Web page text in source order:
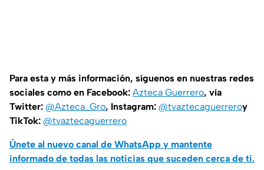
Para esta y más información, síguenos en nuestras redes
sociales como en Facebook: Azteca Guerrero, vía
Twitter: @Azteca_Gro, Instagram: @tvaztecaguerreroy
TikTok: @tvaztecaguerrero
Únete al nuevo canal de WhatsApp y mantente
informado de todas las noticias que suceden cerca de ti.